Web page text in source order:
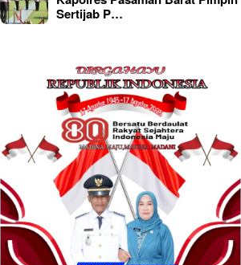
Sertijab P…